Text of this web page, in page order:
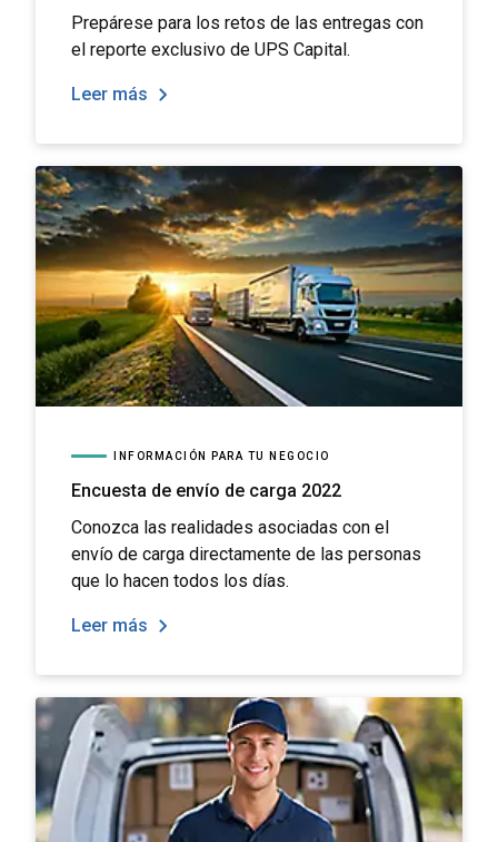
Prepárese para los retos de las entregas con
el reporte exclusivo de UPS Capital.
Leer más
INFORMACIÓN PARA TU NEGOCIO
Encuesta de envío de carga 2022
Conozca las realidades asociadas con el
envío de carga directamente de las personas
que lo hacen todos los días.
Leer más